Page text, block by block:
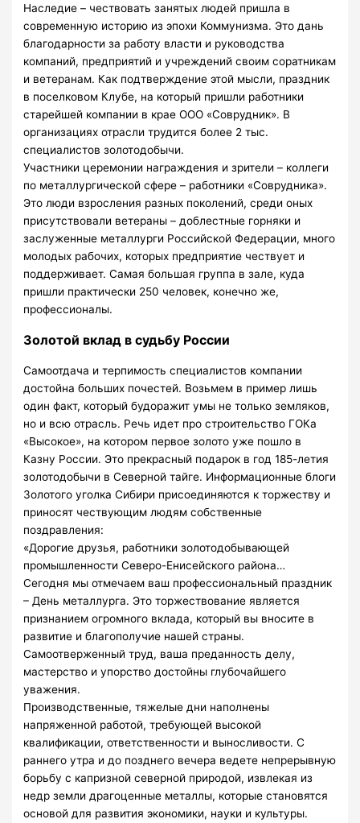
Наследие – чествовать занятых людей пришла в
современную историю из эпохи Коммунизма. Это дань
благодарности за работу власти и руководства
компаний, предприятий и учреждений своим соратникам
и ветеранам. Как подтверждение этой мысли, праздник
в поселковом Клубе, на который пришли работники
старейшей компании в крае ООО «Соврудник». В
организациях отрасли трудится более 2 тыс.
специалистов золотодобычи.
Участники церемонии награждения и зрители – коллеги
по металлургической сфере – работники «Соврудника».
Это люди взросления разных поколений, среди оных
присутствовали ветераны – доблестные горняки и
заслуженные металлурги Российской Федерации, много
молодых рабочих, которых предприятие чествует и
поддерживает. Самая большая группа в зале, куда
пришли практически 250 человек, конечно же,
профессионалы.
Золотой вклад в судьбу России
Самоотдача и терпимость специалистов компании
достойна больших почестей. Возьмем в пример лишь
один факт, который будоражит умы не только земляков,
но и всю отрасль. Речь идет про строительство ГОКа
«Высокое», на котором первое золото уже пошло в
Казну России. Это прекрасный подарок в год 185-летия
золотодобычи в Северной тайге. Информационные блоги
Золотого уголка Сибири присоединяются к торжеству и
приносят чествующим людям собственные
поздравления:
«Дорогие друзья, работники золотодобывающей
промышленности Северо-Енисейского района…
Сегодня мы отмечаем ваш профессиональный праздник
– День металлурга. Это торжествование является
признанием огромного вклада, который вы вносите в
развитие и благополучие нашей страны.
Самоотверженный труд, ваша преданность делу,
мастерство и упорство достойны глубочайшего
уважения.
Производственные, тяжелые дни наполнены
напряженной работой, требующей высокой
квалификации, ответственности и выносливости. С
раннего утра и до позднего вечера ведете непрерывную
борьбу с капризной северной природой, извлекая из
недр земли драгоценные металлы, которые становятся
основой для развития экономики, науки и культуры.